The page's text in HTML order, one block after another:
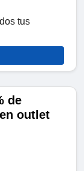
tus
de
outlet